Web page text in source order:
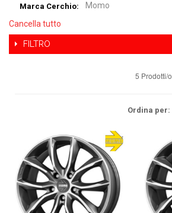
Marca Cerchio:
Momo
Cancella tutto
FILTRO
5 Prodotti/o
Ordina per